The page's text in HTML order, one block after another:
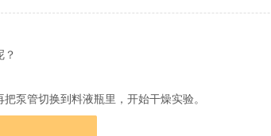
？
泵管切换到料液瓶里，开始干燥实验。